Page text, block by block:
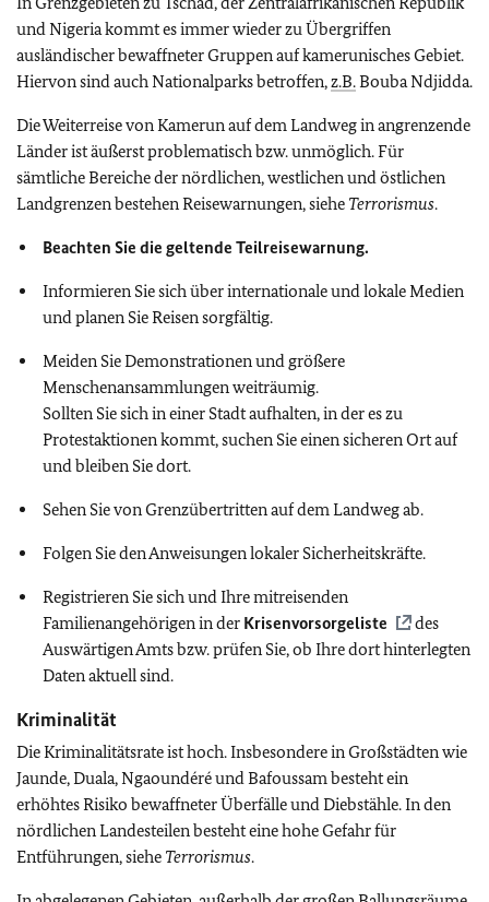
und Nigeria kommt es immer wieder zu Übergriffen
ausländischer bewaffneter Gruppen auf kamerunisches Gebiet.
Hiervon sind auch Nationalparks betroffen,z.B.Bouba Ndjidda.
Die Weiterreise von Kamerun auf dem Landweg in angrenzende
Länder ist äußerst problematisch bzw. unmöglich. Für
sämtliche Bereiche der nördlichen, westlichen und östlichen
Landgrenzen bestehen Reisewarnungen, siehe Terrorismus.
Beachten Sie die geltende Teilreisewarnung.
Informieren Sie sich über internationale und lokale Medien
und planen Sie Reisen sorgfältig.
Meiden Sie Demonstrationen und größere
Menschenansammlungen weiträumig.
Sollten Sie sich in einer Stadt aufhalten, in der es zu
Protestaktionen kommt, suchen Sie einen sicheren Ort auf
und bleiben Sie dort.
Sehen Sie von Grenzübertritten auf dem Landweg ab.
Folgen Sie den Anweisungen lokaler Sicherheitskräfte.
Registrieren Sie sich und Ihre mitreisenden
Familienangehörigen in der Krisenvorsorgeliste
des
Auswärtigen Amts bzw. prüfen Sie, ob Ihre dort hinterlegten
Daten aktuell sind.
Kriminalität
Die Kriminalitätsrate ist hoch. Insbesondere in Großstädten wie
Jaunde, Duala, Ngaoundéré und Bafoussam besteht ein
erhöhtes Risiko bewaffneter Überfälle und Diebstähle. In den
nördlichen Landesteilen besteht eine hohe Gefahr für
Entführungen, siehe Terrorismus.